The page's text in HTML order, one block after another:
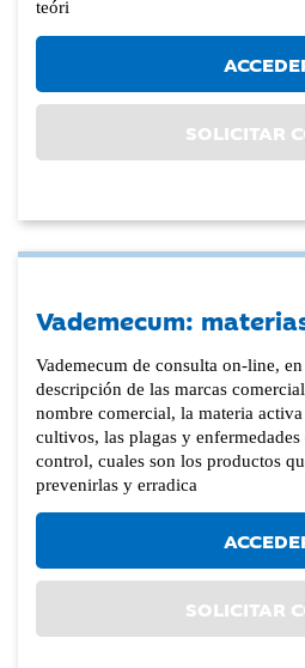
teóri
SOLICITAR
Vademecum:
Vademecum de consulta on-line,
descripción de las marcas
nombre comercial, la materia
cultivos, las plagas y enfermedades
control, cuales son los productos
prevenirlas y erradica
SOLICITAR